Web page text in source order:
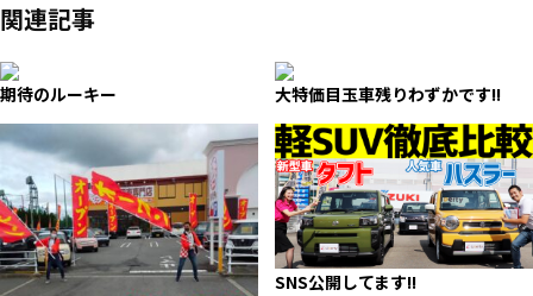
関連記事
期待のルーキー 大特価目玉車残りわずかです!!
SNS公開してます!!